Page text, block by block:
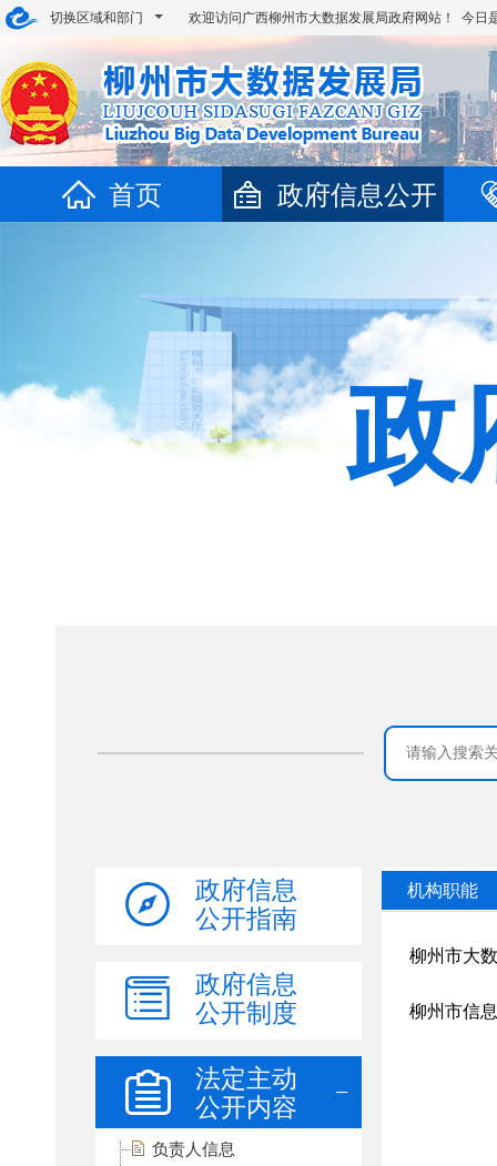
切换区域和部门 欢迎访问广西柳州市大数据发展局政府网站！ 今日
首页 政府信息公开
政
政府信息
公开指南
政府信息
公开制度
法定主动
公开内容
负责人信息